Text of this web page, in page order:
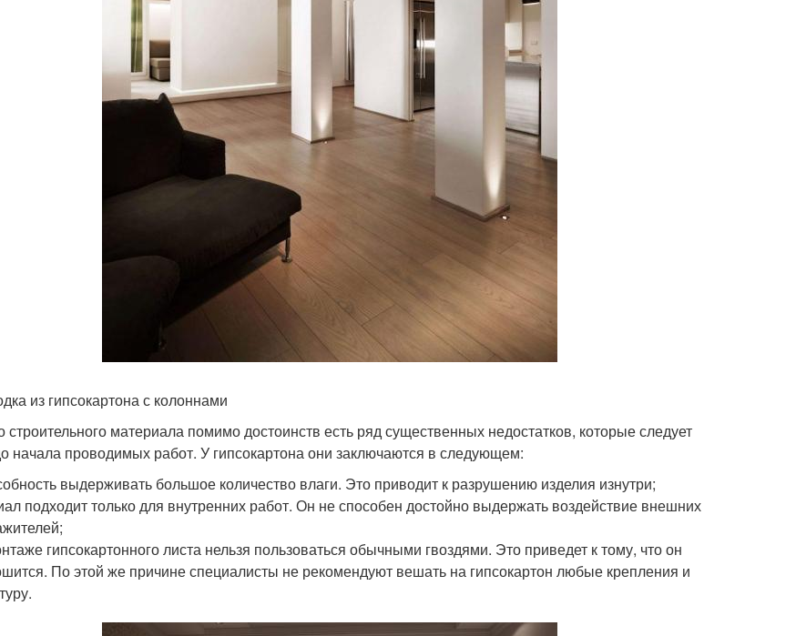
из гипсокартона с колоннами
строительного материала помимо достоинств есть ряд существенных недостатков, которые следует
начала проводимых работ. У гипсокартона они заключаются в следующем:
выдерживать большое количество влаги. Это приводит к разрушению изделия изнутри;
подходит только для внутренних работ. Он не способен достойно выдержать воздействие внешних
гипсокартонного листа нельзя пользоваться обычными гвоздями. Это приведет к тому, что он
По этой же причине специалисты не рекомендуют вешать на гипсокартон любые крепления и